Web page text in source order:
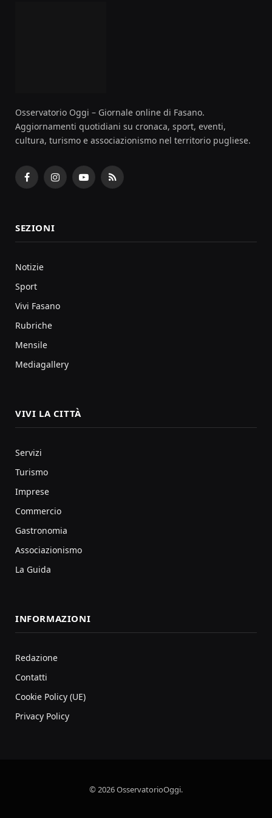
Osservatorio Oggi – Giornale online di Fasano.
Aggiornamenti quotidiani su cronaca, sport, eventi,
cultura, turismo e associazionismo nel territorio pugliese.
FacebookInstagramYouTubeRSS
SEZIONI
Notizie
Sport
Vivi Fasano
Rubriche
Mensile
Mediagallery
VIVI LA CITTÀ
Servizi
Turismo
Imprese
Commercio
Gastronomia
Associazionismo
La Guida
INFORMAZIONI
Redazione
Contatti
Cookie Policy (UE)
Privacy Policy
© 2026 OsservatorioOggi.